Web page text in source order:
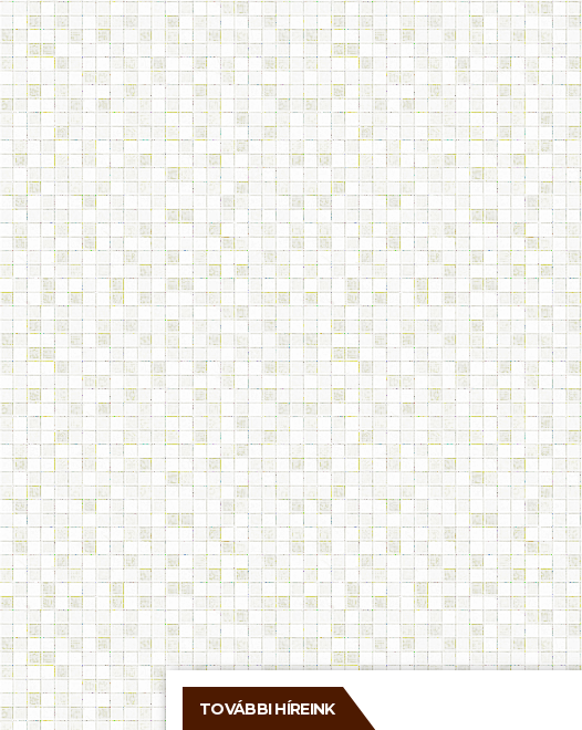
TOVÁBBI HÍREINK